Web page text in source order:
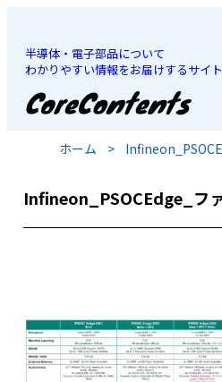
半導体・電子部品について
わかりやすい情報をお届けするサイト
JP
ホーム >
Infineon_PSOCEdge_フ